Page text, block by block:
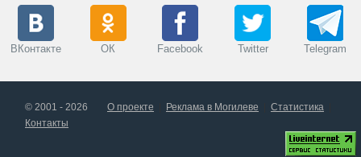
ВКонтакте ОК Facebook Twitter Telegram
© 2001 - 2026 О проекте Реклама в Могилеве
Статистика
Контакты